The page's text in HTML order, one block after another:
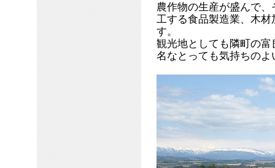
農作物の生産が盛んで
工する食品製造業、木材
す。
観光地としても隣町の富
名なとっても気持ちのよ